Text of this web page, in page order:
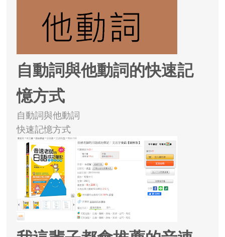
自動詞與他動詞的快速記
憶方式
自動詞與他動詞
快速記憶方式